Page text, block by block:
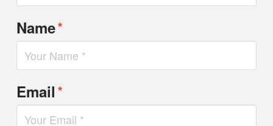
Name*
Email*